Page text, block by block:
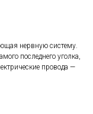
нервную систему.
последнего уголка,
провода —